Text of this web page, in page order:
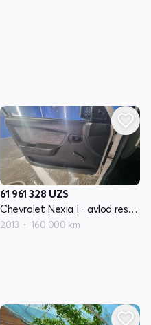
61 961 328 UZS
Chevrolet Nexia I - avlod restayling
2013 160 000 km